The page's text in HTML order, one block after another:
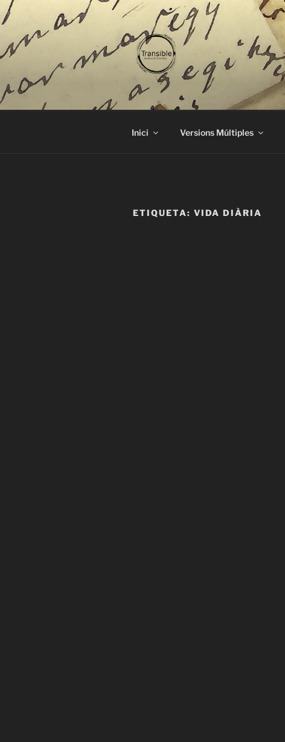
Vés
al
contingut
TRANSIBLE
traducció literària
Inici Versions Múltiples
ETIQUETA: VIDA DIÀRIA